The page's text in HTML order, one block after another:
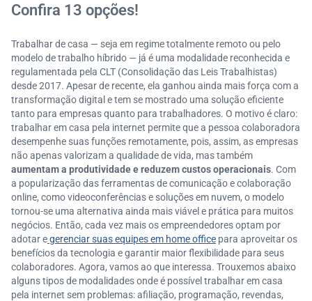
Confira 13 opções!
Trabalhar de casa — seja em regime totalmente remoto ou pelo
modelo de trabalho híbrido — já é uma modalidade reconhecida e
regulamentada pela CLT (Consolidação das Leis Trabalhistas)
desde 2017. Apesar de recente, ela ganhou ainda mais força com a
transformação digital e tem se mostrado uma solução eficiente
tanto para empresas quanto para trabalhadores. O motivo é claro:
trabalhar em casa pela internet permite que a pessoa colaboradora
desempenhe suas funções remotamente, pois, assim, as empresas
não apenas valorizam a qualidade de vida, mas também
aumentam a produtividade e reduzem custos operacionais. Com
a popularização das ferramentas de comunicação e colaboração
online, como videoconferências e soluções em nuvem, o modelo
tornou-se uma alternativa ainda mais viável e prática para muitos
negócios. Então, cada vez mais os empreendedores optam por
adotar egerenciar suas equipes em home office para aproveitar os
benefícios da tecnologia e garantir maior flexibilidade para seus
colaboradores. Agora, vamos ao que interessa. Trouxemos abaixo
alguns tipos de modalidades onde é possível trabalhar em casa
pela internet sem problemas: afiliação, programação, revendas,